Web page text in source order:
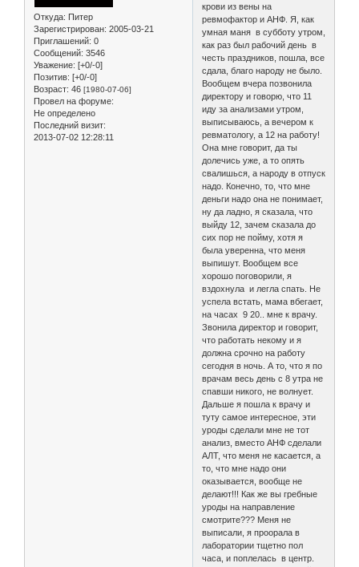
Откуда: Питер
Зарегистрирован: 2005-03-21
Приглашений: 0
Сообщений: 3546
Уважение: [+0/-0]
Позитив: [+0/-0]
Возраст: 46 [1980-07-06]
Провел на форуме:
Не определено
Последний визит:
2013-07-02 12:28:11
крови из вены на
ревмофактор и АНФ. Я, как
умная маня в субботу утром,
как раз был рабочий день в
честь праздников, пошла, все
сдала, благо народу не было.
Вообщем вчера позвонила
директору и говорю, что 11
иду за анализами утром,
выписываюсь, а вечером к
ревматологу, а 12 на работу!
Она мне говорит, да ты
долечись уже, а то опять
свалишься, а народу в отпуск
надо. Конечно, то, что мне
деньги надо она не понимает,
ну да ладно, я сказала, что
выйду 12, зачем сказала до
сих пор не пойму, хотя я
была уверенна, что меня
выпишут. Вообщем все
хорошо поговорили, я
вздохнула и легла спать. Не
успела встать, мама вбегает,
на часах 9 20.. мне к врачу.
Звонила директор и говорит,
что работать некому и я
должна срочно на работу
сегодня в ночь. А то, что я по
врачам весь день с 8 утра не
спавши никого, не волнует.
Дальше я пошла к врачу и
туту самое интересное, эти
уроды сделали мне не тот
анализ, вместо АНФ сделали
АЛТ, что меня не касается, а
то, что мне надо они
оказывается, вообще не
делают!!! Как же вы гребные
уроды на направление
смотрите??? Меня не
выписали, я проорала в
лаборатории тщетно пол
часа, и поплелась в центр.